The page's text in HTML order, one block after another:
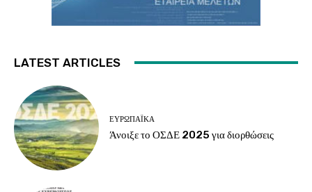
LATEST ARTICLES
ΕΥΡΩΠΑΪΚΆ
Άνοιξε το ΟΣΔΕ 2025 για διορθώσεις